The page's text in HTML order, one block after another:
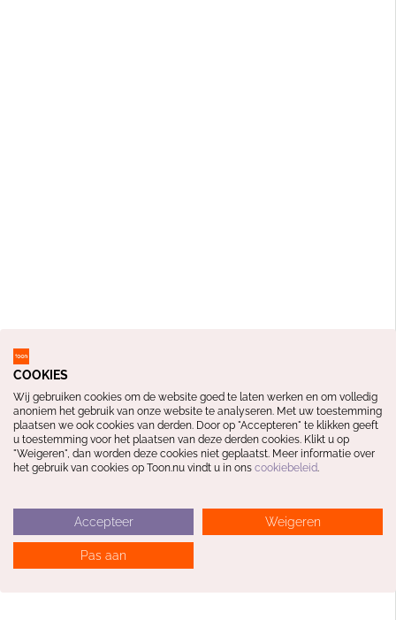
COOKIES
Wij gebruiken cookies om de website goed te laten werken en om volledig
anoniem het gebruik van onze website te analyseren. Met uw toestemming
plaatsen we ook cookies van derden. Door op "Accepteren" te klikken geeft
u toestemming voor het plaatsen van deze derden cookies. Klikt u op
"Weigeren", dan worden deze cookies niet geplaatst. Meer informatie over
het gebruik van cookies op Toon.nu vindt u in ons cookiebeleid.
Accepteer Weigeren
Pas aan